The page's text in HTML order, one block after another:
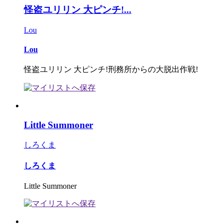
怪盗ユリリン 大ピンチ!...
Lou
Lou
怪盗ユリリン 大ピンチ!刑務所からの大脱出作戦!
Little Summoner
しろくま
しろくま
Little Summoner